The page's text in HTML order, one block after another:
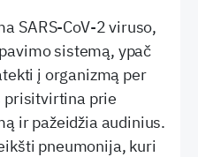
SARS-CoV-2 viruso,
sistemą, ypač
į organizmą per
prisitvirtina prie
ir pažeidžia audinius.
pneumonija, kuri